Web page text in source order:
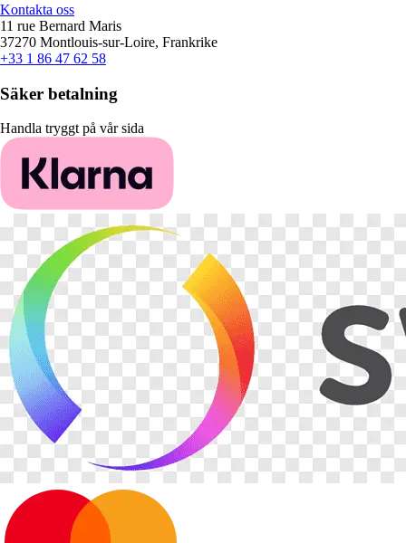
Kontakta oss
11 rue Bernard Maris
37270 Montlouis-sur-Loire, Frankrike
+33 1 86 47 62 58
Säker betalning
Handla tryggt på vår sida